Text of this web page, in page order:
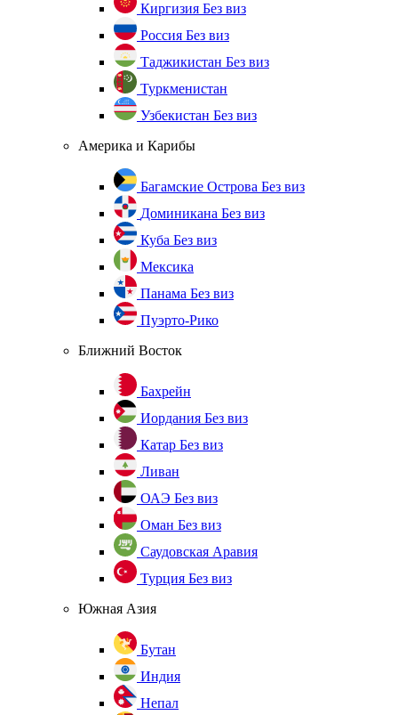
Киргизия Без виз
Россия Без виз
Таджикистан Без виз
Туркменистан
Узбекистан Без виз
Америка и Карибы
Багамские Острова Без виз
Доминикана Без виз
Куба Без виз
Мексика
Панама Без виз
Пуэрто-Рико
Ближний Восток
Бахрейн
Иордания Без виз
Катар Без виз
Ливан
ОАЭ Без виз
Оман Без виз
Саудовская Аравия
Турция Без виз
Южная Азия
Бутан
Индия
Непал